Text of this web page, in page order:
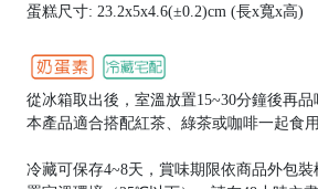
蛋糕尺寸: 23.2x5x4.6(±0.2)cm (長x寬x高)
從冰箱取出後，室溫放置15~30分鐘後再品
本產品適合搭配紅茶、綠茶或咖啡一起食用
冷藏可保存4~8天，賞味期限依商品外包